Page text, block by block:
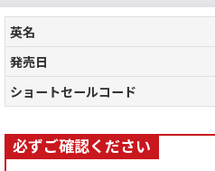
英名
発売日
ショートセールコード